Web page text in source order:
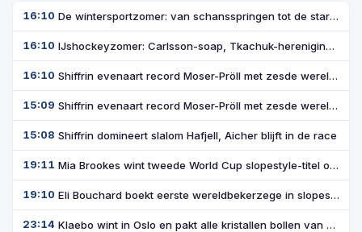
16:10 De wintersportzomer: van schansspringen tot de start in Sölden
16:10 IJshockeyzomer: Carlsson-soap, Tkachuk-hereniging, Amerikaans goud
16:10 Shiffrin evenaart record Moser-Pröll met zesde wereldbekertitel
15:09 Shiffrin evenaart record Moser-Pröll met zesde wereldbekerzege
15:08 Shiffrin domineert slalom Hafjell, Aicher blijft in de race
19:11 Mia Brookes wint tweede World Cup slopestyle-titel op rij
19:10 Eli Bouchard boekt eerste wereldbekerzege in slopestyle
23:14 Klaebo wint in Oslo en pakt alle kristallen bollen van het seizoen